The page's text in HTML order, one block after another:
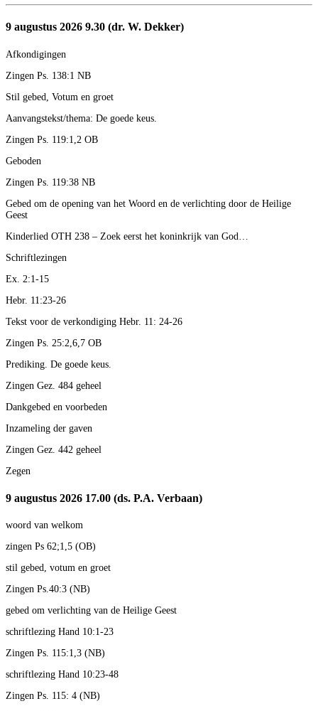
9 augustus 2026 9.30 (dr. W. Dekker)
Afkondigingen
Zingen Ps. 138:1 NB
Stil gebed, Votum en groet
Aanvangstekst/thema: De goede keus.
Zingen Ps. 119:1,2 OB
Geboden
Zingen Ps. 119:38 NB
Gebed om de opening van het Woord en de verlichting door de Heilige
Geest
Kinderlied OTH 238 – Zoek eerst het koninkrijk van God…
Schriftlezingen
Ex. 2:1-15
Hebr. 11:23-26
Tekst voor de verkondiging Hebr. 11: 24-26
Zingen Ps. 25:2,6,7 OB
Prediking. De goede keus.
Zingen Gez. 484 geheel
Dankgebed en voorbeden
Inzameling der gaven
Zingen Gez. 442 geheel
Zegen
9 augustus 2026 17.00 (ds. P.A. Verbaan)
woord van welkom
zingen Ps 62;1,5 (OB)
stil gebed, votum en groet
Zingen Ps.40:3 (NB)
gebed om verlichting van de Heilige Geest
schriftlezing Hand 10:1-23
Zingen Ps. 115:1,3 (NB)
schriftlezing Hand 10:23-48
Zingen Ps. 115: 4 (NB)